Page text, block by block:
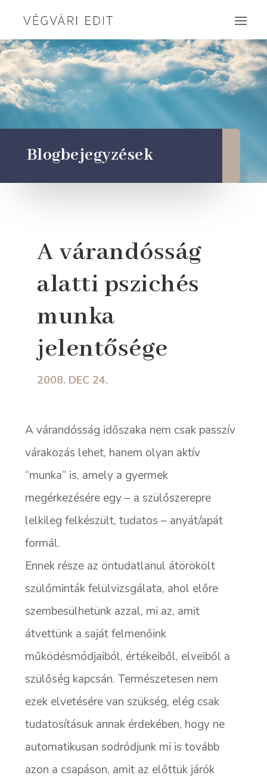
Blogbejegyzések
A várandósság
alatti pszichés
munka
jelentősége
2008. DEC 24.
A várandósság időszaka nem csak passzív
várakozás lehet, hanem olyan aktív
“munka” is, amely a gyermek
megérkezésére egy – a szülőszerepre
lelkileg felkészült, tudatos – anyát/apát
formál.
Ennek része az öntudatlanul átörökölt
szülőminták felülvizsgálata, ahol előre
szembesülhetünk azzal, mi az, amit
átvettünk a saját felmenőink
működésmódjaiból, értékeiből, elveiből a
szülőség kapcsán. Természetesen nem
ezek elvetésére van szükség, elég csak
tudatosításuk annak érdekében, hogy ne
automatikusan sodródjunk mi is tovább
azon a csapáson, amit az előttük járók